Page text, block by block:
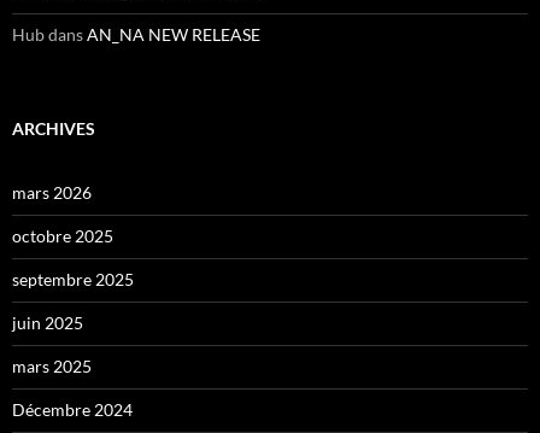
HubdansAN_NA NEW RELEASE
ARCHIVES
mars 2026
octobre 2025
septembre 2025
juin 2025
mars 2025
Décembre 2024